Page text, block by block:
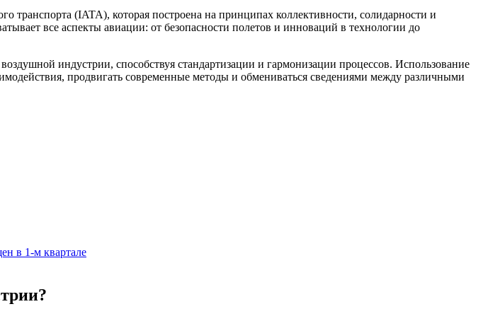
(IATA), которая построена на принципах коллективности, солидарности и
все аспекты авиации: от безопасности полетов и инноваций в технологии до
индустрии, способствуя стандартизации и гармонизации процессов. Использование
продвигать современные методы и обмениваться сведениями между различными
в 1-м квартале